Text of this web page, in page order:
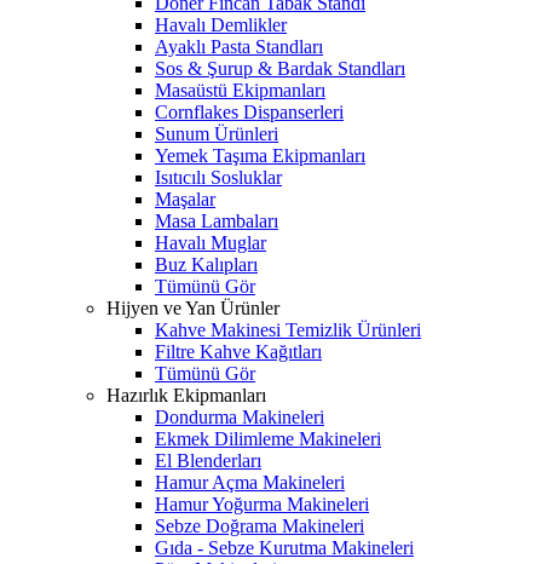
Havalı Demlikler
Ayaklı Pasta Standları
Sos & Şurup & Bardak Standları
Masaüstü Ekipmanları
Cornflakes Dispanserleri
Sunum Ürünleri
Yemek Taşıma Ekipmanları
Isıtıcılı Sosluklar
Maşalar
Masa Lambaları
Havalı Muglar
Buz Kalıpları
Tümünü Gör
Hijyen ve Yan Ürünler
Kahve Makinesi Temizlik Ürünleri
Filtre Kahve Kağıtları
Tümünü Gör
Hazırlık Ekipmanları
Dondurma Makineleri
Ekmek Dilimleme Makineleri
El Blenderları
Hamur Açma Makineleri
Hamur Yoğurma Makineleri
Sebze Doğrama Makineleri
Gıda - Sebze Kurutma Makineleri